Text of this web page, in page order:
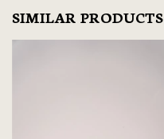
SIMILAR PRODUCTS